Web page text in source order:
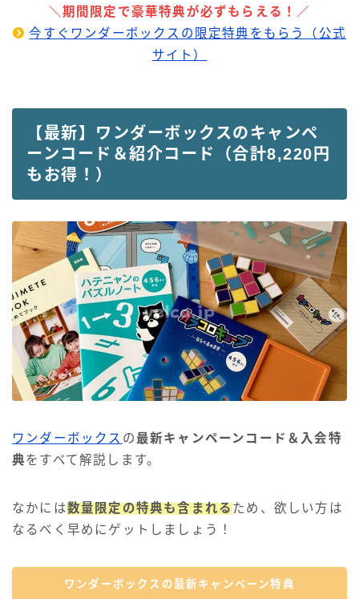
＼期間限定で豪華特典が必ずもらえる！／
今すぐワンダーボックスの限定特典をもらう（公式
サイト）
【最新】ワンダーボックスのキャンペ
ーンコード＆紹介コード（合計8,220円
もお得！）
ワンダーボックス の最新キャンペーンコード＆入会特
典をすべて解説します。
なかには数量限定の特典も含まれる ため、欲しい方は
なるべく早めにゲットしましょう！
ワンダーボックスの最新キャンペーン特典